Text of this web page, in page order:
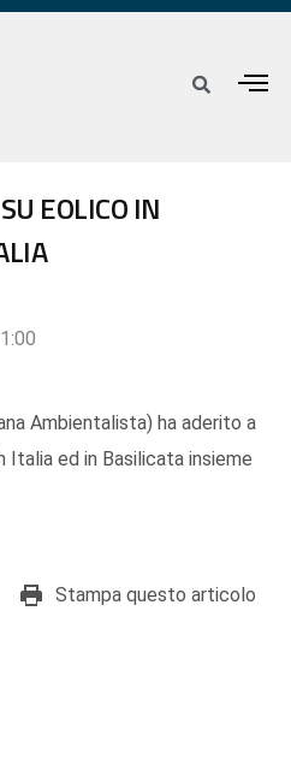
EOLICO IN
Ambientalista) ha aderito a
Italia ed in Basilicata insieme
Stampa questo articolo